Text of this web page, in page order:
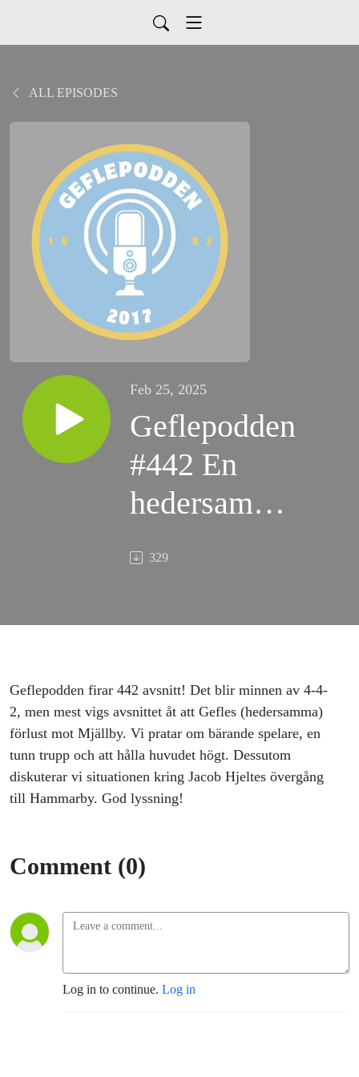
ALL EPISODES
Feb 25, 2025
Geflepodden
#442 En
hedersam
förlust?
329
Geflepodden firar 442 avsnitt! Det blir minnen av 4-4-
2, men mest vigs avsnittet åt att Gefles (hedersamma)
förlust mot Mjällby. Vi pratar om bärande spelare, en
tunn trupp och att hålla huvudet högt. Dessutom
diskuterar vi situationen kring Jacob Hjeltes övergång
till Hammarby. God lyssning!
Comment (0)
Log in to continue. Log in